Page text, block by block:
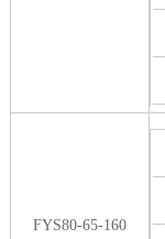
FYS80-65-160